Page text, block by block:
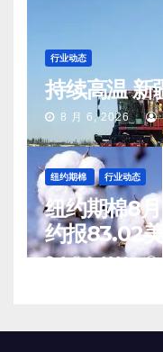
行业动态
持续高温 新
8 月 6, 2026
纽约期棉 行业动态
纽约期棉8月
约报83.02美
8 月 6, 2026